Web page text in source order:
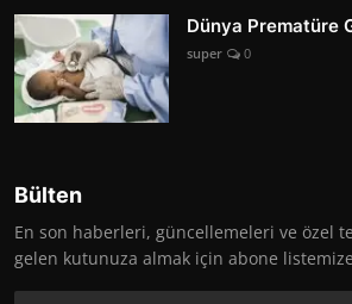
Dünya Prematüre
super 0
Bülten
En son haberleri, güncellemeleri ve özel
gelen kutunuza almak için abone listemize